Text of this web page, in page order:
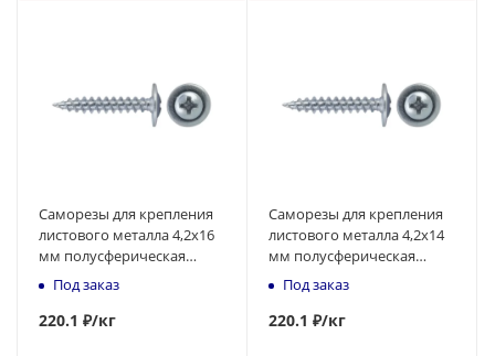
Саморезы для крепления
листового металла 4,2x16
мм полусферическая
головка, острый
наконечник
Под заказ
220.1 ₽/кг
Саморезы для крепления
листового металла 4,2x14
мм полусферическая
головка, острый
наконечник
Под заказ
220.1 ₽/кг